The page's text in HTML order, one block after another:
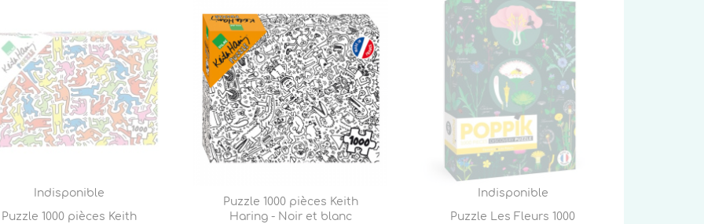
Indisponible
Puzzle 1000 pièces Keith
Puzzle 1000 pièces Keith
Haring - Noir et blanc
Indisponible
Puzzle Les Fleurs 1000